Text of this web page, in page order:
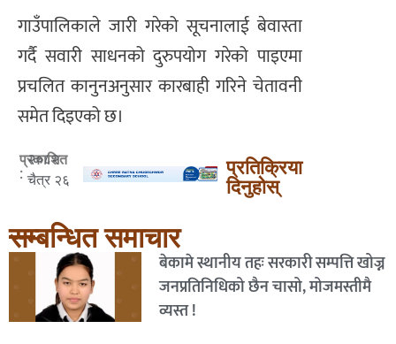
गाउँपालिकाले जारी गरेको सूचनालाई बेवास्ता
गर्दै सवारी साधनको दुरुपयोग गरेको पाइएमा
प्रचलित कानुनअनुसार कारबाही गरिने चेतावनी
समेत दिइएको छ।
प्रकाशित
:
२०८२
चैत्र २६
प्रतिक्रिया
दिनुहोस्
सम्बन्धित समाचार
बेकामे स्थानीय तहः सरकारी सम्पत्ति खोज्न
जनप्रतिनिधिको छैन चासो, मोजमस्तीमै
व्यस्त !